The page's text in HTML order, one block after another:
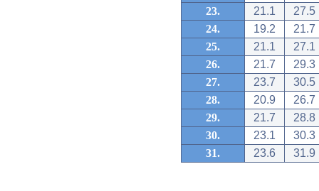
23.
21.1
27.5
24.
19.2
21.7
25.
21.1
27.1
26.
21.7
29.3
27.
23.7
30.5
28.
20.9
26.7
29.
21.7
28.8
30.
23.1
30.3
31.
23.6 31.9